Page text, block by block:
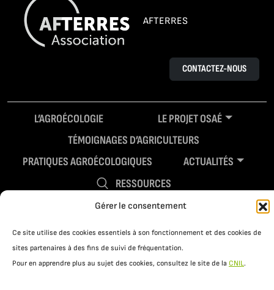
Gérer le consentement
Ce site utilise des cookies essentiels à son fonctionnement et des cookies de
sites partenaires à des fins de suivi de fréquentation.
Pour en apprendre plus au sujet des cookies, consultez le site de la CNIL.
AFTERRES
CONTACTEZ-NOUS
L’AGROÉCOLOGIE
LE PROJET OSAÉ
TÉMOIGNAGES D’AGRICULTEURS
PRATIQUES AGROÉCOLOGIQUES
ACTUALITÉS
RESSOURCES